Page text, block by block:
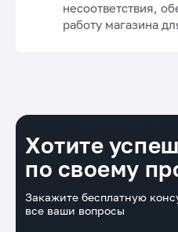
несоответствия,
работу магазина
Хотите
по своему
Закажите бесплатную
все ваши вопросы